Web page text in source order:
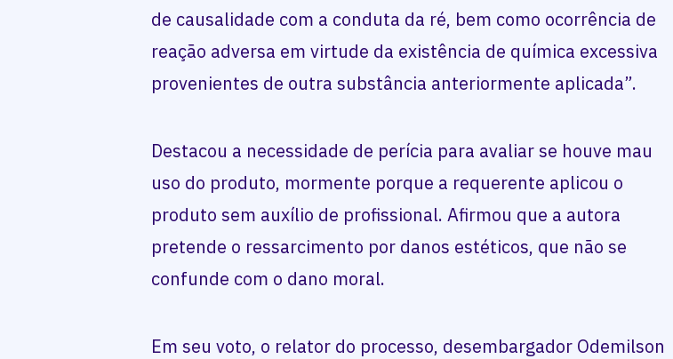
de causalidade com a conduta da ré, bem como ocorrência de
reação adversa em virtude da existência de química excessiva
provenientes de outra substância anteriormente aplicada”.
Destacou a necessidade de perícia para avaliar se houve mau
uso do produto, mormente porque a requerente aplicou o
produto sem auxílio de profissional. Afirmou que a autora
pretende o ressarcimento por danos estéticos, que não se
confunde com o dano moral.
Em seu voto, o relator do processo, desembargador Odemilson